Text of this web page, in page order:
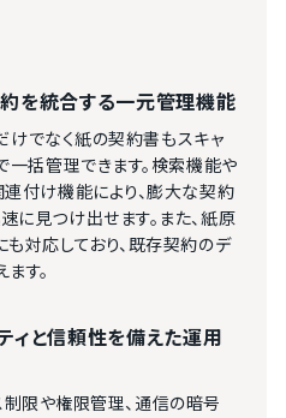
を統合する一元管理機能
でなく紙の契約書もスキャ
一括管理できます。検索機能や
付け機能により、膨大な契約
見つけ出せます。また、紙原
対応しており、既存契約のデ
す。
ィと信頼性を備えた運用
限や権限管理、通信の暗号